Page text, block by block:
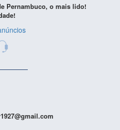
Pernambuco, o mais lido!